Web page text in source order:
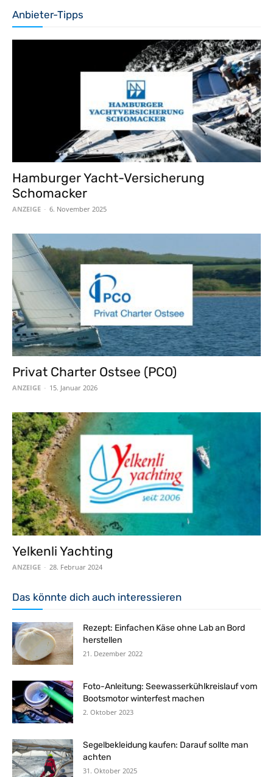
Anbieter-Tipps
Hamburger Yacht-Versicherung
Schomacker
ANZEIGE - 6. November 2025
Privat Charter Ostsee (PCO)
ANZEIGE - 15. Januar 2026
Yelkenli Yachting
ANZEIGE - 28. Februar 2024
Das könnte dich auch interessieren
Rezept: Einfachen Käse ohne Lab an Bord
herstellen
21. Dezember 2022
Foto-Anleitung: Seewasserkühlkreislauf vom
Bootsmotor winterfest machen
2. Oktober 2023
Segelbekleidung kaufen: Darauf sollte man
achten
31. Oktober 2025